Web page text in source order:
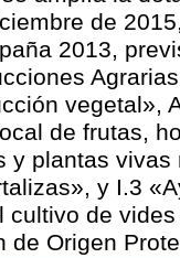
de
2013,
vegetal»,
de frutas,
y plantas
y I.3
cultivo de
de Origen